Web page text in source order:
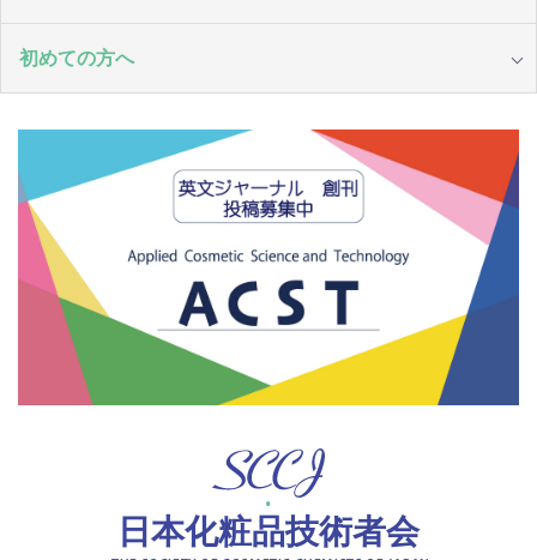
初めての方へ
日本化粧品技術者会